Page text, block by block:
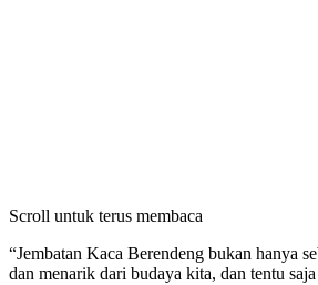
Scroll untuk terus membaca
“Jembatan Kaca Berendeng bukan hanya
dan menarik dari budaya kita, dan tentu